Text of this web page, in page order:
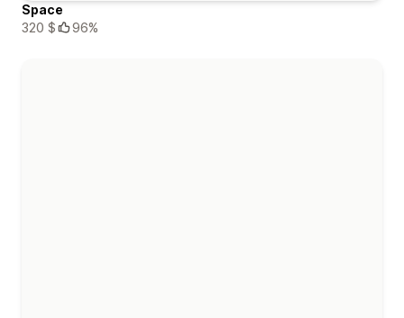
Space
320 $
96%